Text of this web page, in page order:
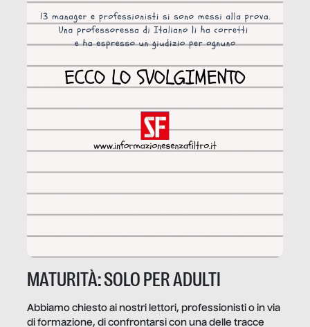
MATURITÀ: SOLO PER ADULTI
Abbiamo chiesto ai nostri lettori, professionisti o in via
di formazione, di confrontarsi con una delle tracce